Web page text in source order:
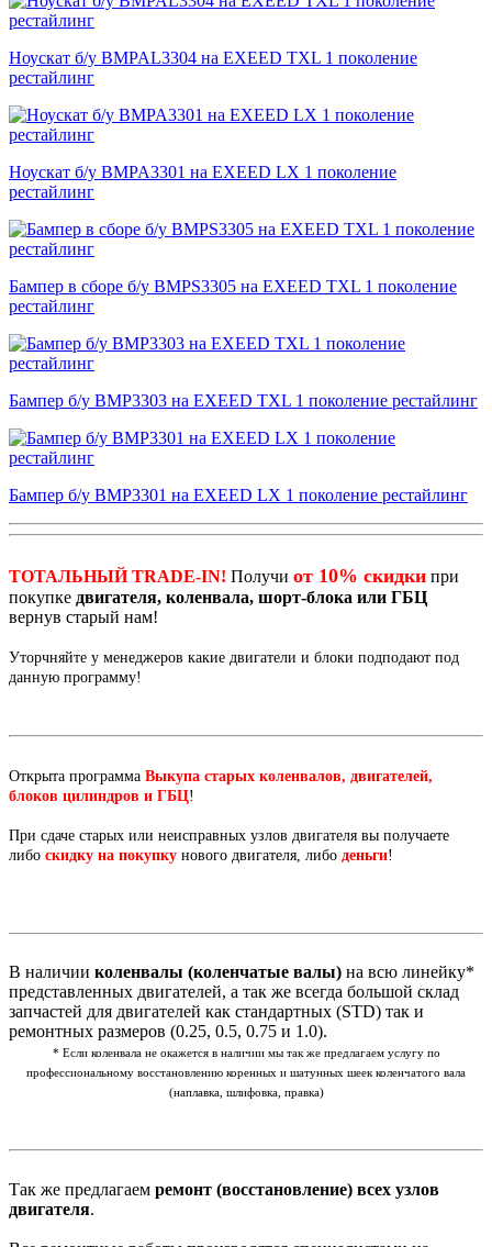
Ноускат б/у BMPAL3304 на EXEED TXL 1 поколение
рестайлинг
Ноускат б/у BMPA3301 на EXEED LX 1 поколение
рестайлинг
Бампер в сборе б/у BMPS3305 на EXEED TXL 1 поколение
рестайлинг
Бампер б/у BMP3303 на EXEED TXL 1 поколение рестайлинг
Бампер б/у BMP3301 на EXEED LX 1 поколение рестайлинг
ТОТАЛЬНЫЙ TRADE-IN! Получи от 10% скидки при
покупке двигателя, коленвала, шорт-блока или ГБЦ
вернув старый нам!
Уторчняйте у менеджеров какие двигатели и блоки подподают под
данную программу!
Открыта программа Выкупа старых коленвалов, двигателей,
блоков цилиндров и ГБЦ!
При сдаче старых или неисправных узлов двигателя вы получаете
либо скидку на покупку нового двигателя, либо деньги!
В наличии коленвалы (коленчатые валы) на всю линейку*
представленных двигателей, а так же всегда большой склад
запчастей для двигателей как стандартных (STD) так и
ремонтных размеров (0.25, 0.5, 0.75 и 1.0).
* Если коленвала не окажется в наличии мы так же предлагаем услугу по
профессиональному восстановлению коренных и шатунных шеек коленчатого вала
(наплавка, шлифовка, правка)
Так же предлагаем ремонт (восстановление) всех узлов
двигателя.